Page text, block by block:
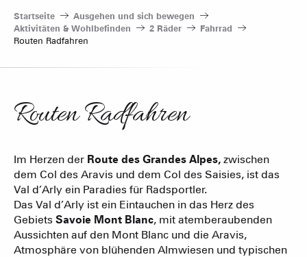
Startseite
Ausgehen und sich bewegen
Aktivitäten & Wohlbefinden
2 Räder
Fahrrad
Routen Radfahren
Routen Radfahren
Im Herzen der Route des Grandes Alpes, zwischen
dem Col des Aravis und dem Col des Saisies, ist das
Val d’Arly ein Paradies für Radsportler.
Das Val d’Arly ist ein Eintauchen in das Herz des
Gebiets Savoie Mont Blanc, mit atemberaubenden
Aussichten auf den Mont Blanc und die Aravis,
Atmosphäre von blühenden Almwiesen und typischen